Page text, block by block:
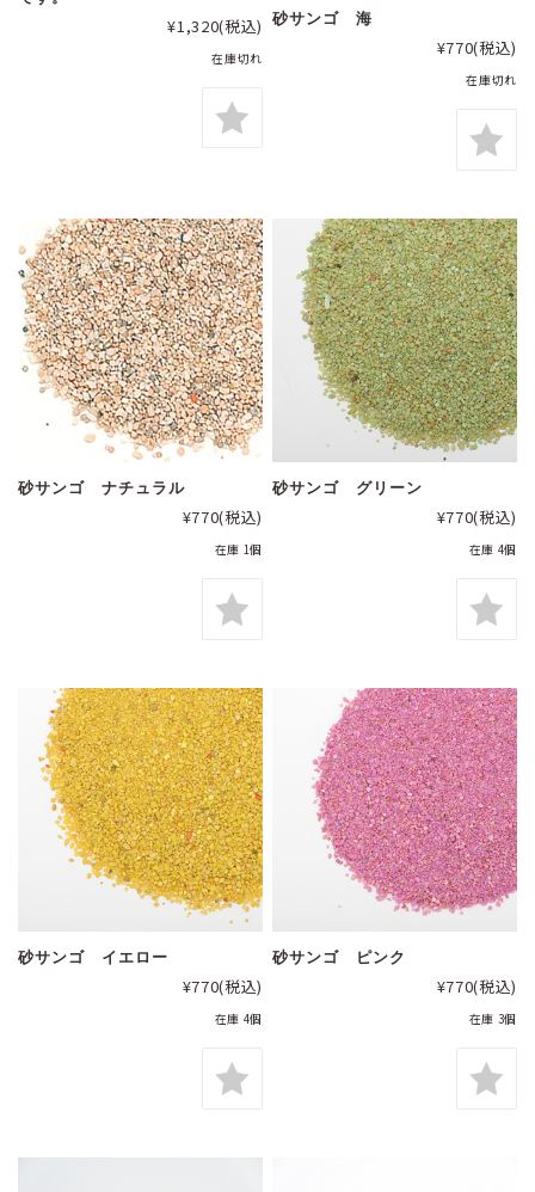
¥1,320(税込)
在庫切れ
砂サンゴ 海
¥770(税込)
在庫切れ
砂サンゴ ナチュラル
¥770(税込)
在庫 1個
砂サンゴ グリーン
¥770(税込)
在庫 4個
砂サンゴ イエロー
¥770(税込)
在庫 4個
砂サンゴ ピンク
¥770(税込)
在庫 3個